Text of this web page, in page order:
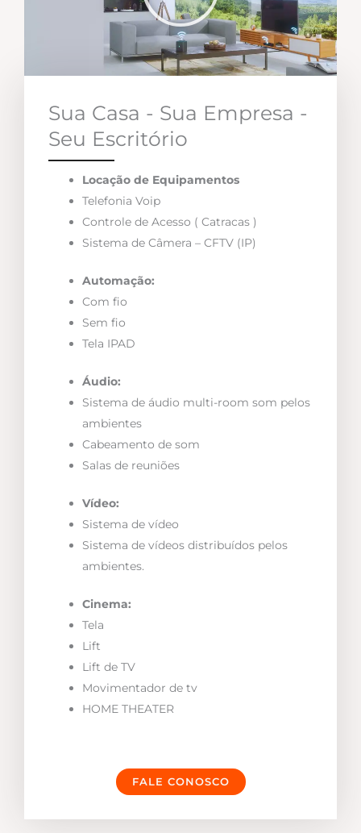
Sua Casa - Sua Empresa -
Seu Escritório
Locação de Equipamentos
Telefonia Voip
Controle de Acesso ( Catracas )
Sistema de Câmera – CFTV (IP)
Automação:
Com fio
Sem fio
Tela IPAD
Áudio:
Sistema de áudio multi-room som pelos
ambientes
Cabeamento de som
Salas de reuniões
Vídeo:
Sistema de vídeo
Sistema de vídeos distribuídos pelos
ambientes.
Cinema:
Tela
Lift
Lift de TV
Movimentador de tv
HOME THEATER
FALE CONOSCO